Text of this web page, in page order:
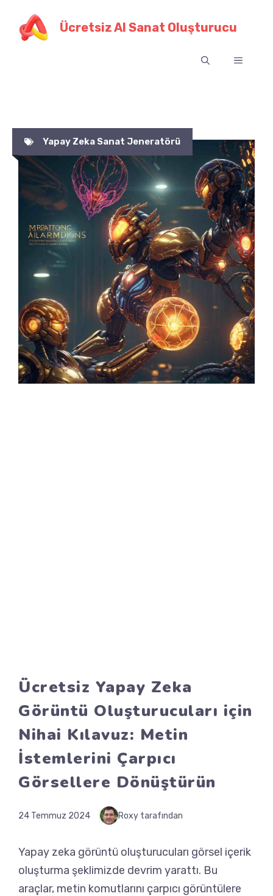
Ücretsiz AI Sanat Oluşturucu
Menü
Yapay Zeka Sanat Jeneratörü
Ücretsiz Yapay Zeka
Görüntü Oluşturucuları için
Nihai Kılavuz: Metin
İstemlerini Çarpıcı
Görsellere Dönüştürün
24 Temmuz 2024 Roxy tarafından
Yapay zeka görüntü oluşturucuları görsel içerik
oluşturma şeklimizde devrim yarattı. Bu
araçlar, metin komutlarını çarpıcı görüntülere